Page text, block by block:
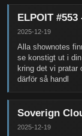
ELPOIT
2025-12-19
Alla shownotes
se konstigt ut i
kring det vi pratar
därför så handl
Soverign
2025-12-19